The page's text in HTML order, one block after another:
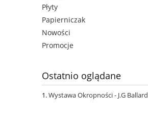
Płyty
Papierniczak
Nowości
Promocje
Ostatnio oglądane
Wystawa Okropności - J.G Ballard